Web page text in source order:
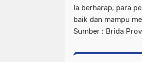
Ia berharap, para
baik dan mampu
Sumber : Brida